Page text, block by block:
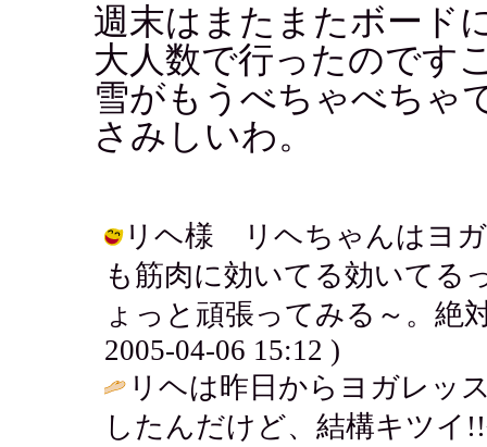
週末はまたまたボード
大人数で行ったのです
雪がもうべちゃべちゃ
さみしいわ。
リヘ様 リヘちゃんはヨガ
も筋肉に効いてる効いてる
ょっと頑張ってみる～。絶
2005-04-06 15:12 )
リヘは昨日からヨガレッ
したんだけど、結構キツイ